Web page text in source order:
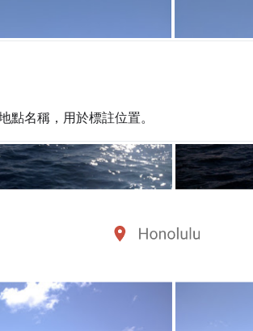
點名稱，用於標註位置。